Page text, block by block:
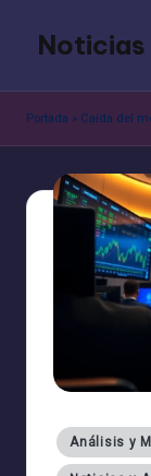
contenido
Portada » Caída del
Publicado
en
Análisis y